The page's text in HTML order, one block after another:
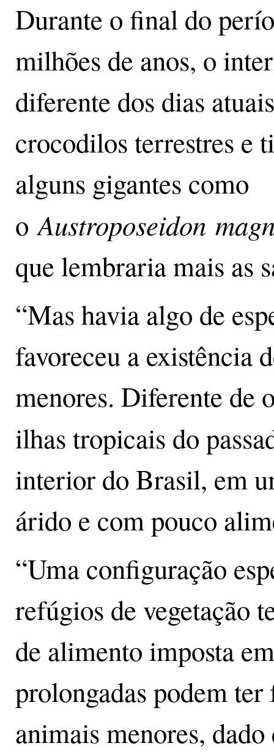
Durante o final do
milhões de anos, o
diferente dos dias
crocodilos terrestres e
alguns gigantes como
oAustroposeidon
que lembraria mais as
“Mas havia algo de
favoreceu a existência
menores. Diferente de
ilhas tropicais do
interior do Brasil, em
árido e com pouco
“Uma configuração
refúgios de vegetação
de alimento imposta
prolongadas podem
animais menores,